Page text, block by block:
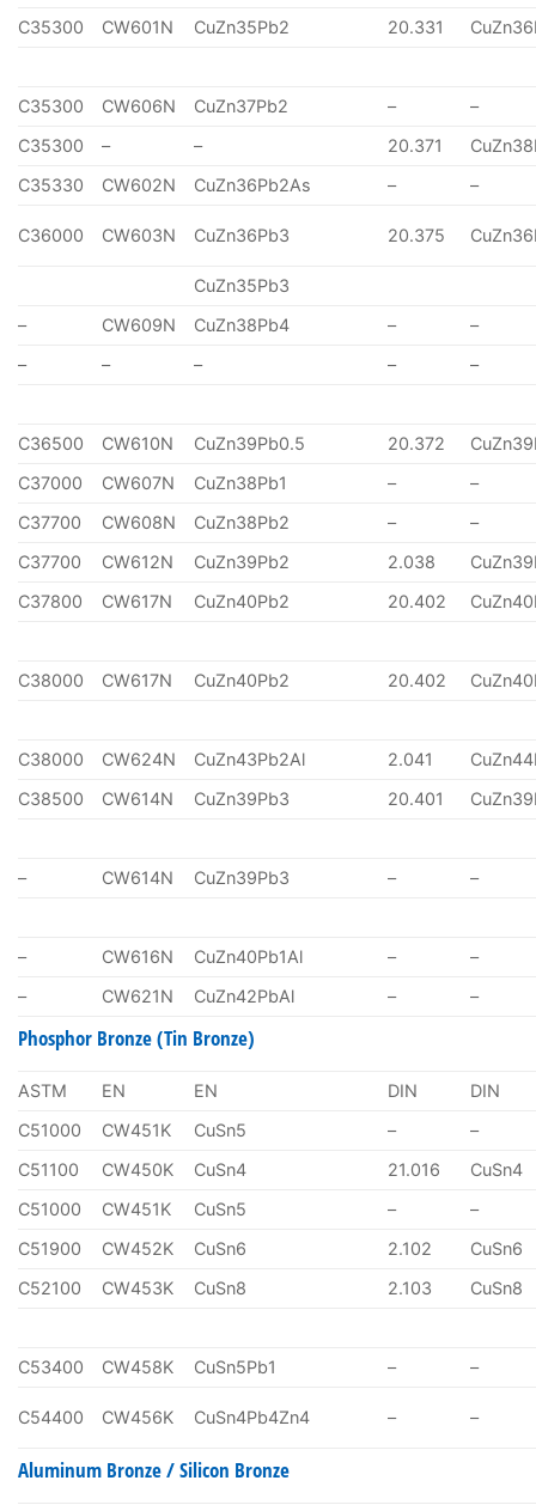
C35300 CW601N CuZn35Pb2 20.331
C35300 CW606N CuZn37Pb2 –
–
C35300
– – 20.371
C35330
CW602N CuZn36Pb2As – –
C36000 CW603N CuZn36Pb3 20.375
CuZn35Pb3
–
CW609N CuZn38Pb4 –
–
–
– – – –
C36500 CW610N CuZn39Pb0.5 20.372
C37000
CW607N CuZn38Pb1 –
–
C37700
CW608N CuZn38Pb2 –
–
C37700
CW612N CuZn39Pb2 2.038
C37800
CW617N CuZn40Pb2 20.402
C38000 CW617N CuZn40Pb2 20.402
C38000 CW624N CuZn43Pb2Al 2.041
C38500
CW614N CuZn39Pb3 20.401
– CW614N CuZn39Pb3 – –
– CW616N CuZn40Pb1Al –
–
–
CW621N CuZn42PbAl – –
Phosphor Bronze (Tin Bronze)
ASTM EN EN DIN
DIN
C51000
CW451K CuSn5 –
–
C51100
CW450K CuSn4 21.016
CuSn4
C51000
CW451K CuSn5 –
–
C51900
CW452K CuSn6 2.102
CuSn6
C52100
CW453K CuSn8 2.103 CuSn8
C53400 CW458K CuSn5Pb1 – –
C54400 CW456K CuSn4Pb4Zn4 – –
Aluminum Bronze / Silicon Bronze